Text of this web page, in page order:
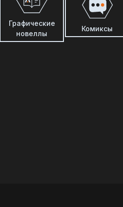
Графические
новеллы
Комиксы